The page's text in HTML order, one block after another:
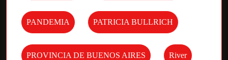
PANDEMIA PATRICIA BULLRICH
PROVINCIA DE BUENOS AIRES River